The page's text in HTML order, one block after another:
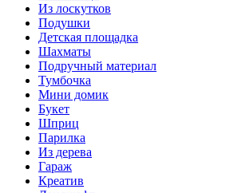
Из лоскутков
Подушки
Детская площадка
Шахматы
Подручный материал
Тумбочка
Мини домик
Букет
Шприц
Парилка
Из дерева
Гараж
Креатив